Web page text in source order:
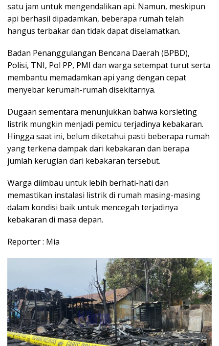
satu jam untuk mengendalikan api. Namun, meskipun
api berhasil dipadamkan, beberapa rumah telah
hangus terbakar dan tidak dapat diselamatkan.
Badan Penanggulangan Bencana Daerah (BPBD),
Polisi, TNI, Pol PP, PMI dan warga setempat turut serta
membantu memadamkan api yang dengan cepat
menyebar kerumah-rumah disekitarnya.
Dugaan sementara menunjukkan bahwa korsleting
listrik mungkin menjadi pemicu terjadinya kebakaran.
Hingga saat ini, belum diketahui pasti beberapa rumah
yang terkena dampak dari kebakaran dan berapa
jumlah kerugian dari kebakaran tersebut.
Warga diimbau untuk lebih berhati-hati dan
memastikan instalasi listrik di rumah masing-masing
dalam kondisi baik untuk mencegah terjadinya
kebakaran di masa depan.
Reporter : Mia